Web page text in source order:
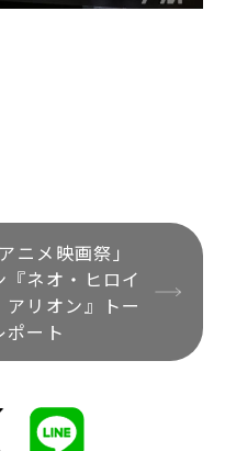
ニメ映画祭」
ネオ・ヒロイ
リオン』トー
ポート